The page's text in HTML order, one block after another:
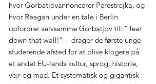
hvor Gorbatjovannoncerer Perestrojka, og
hvor Reagan under en tale i Berlin
opfordrer selvsamme Gorbatjov til: ”Tear
down that wall!” – drager de første unge
studerende afsted for at blive klogere på
et andet EU-lands kultur, sprog, historie,
vejr og mad. Et systematisk og gigantisk